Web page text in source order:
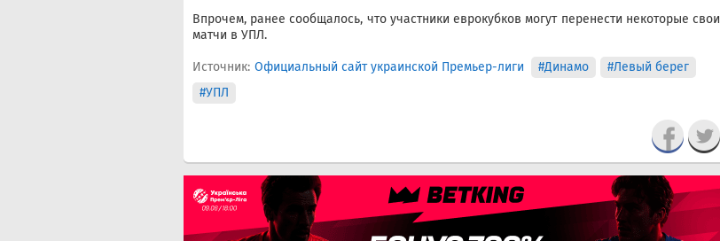
Впрочем, ранее сообщалось, что участники еврокубков могут перенести некоторые свои
матчи в УПЛ.
Источник: Официальный сайт украинской Премьер-лиги #Динамо
#Левый берег
#УПЛ